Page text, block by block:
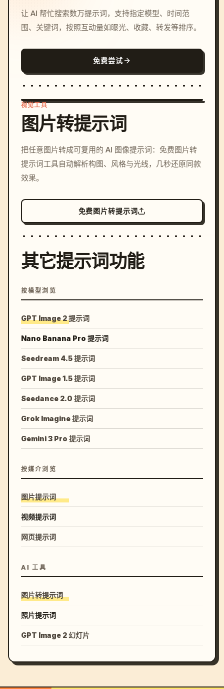
让 AI 帮忙搜索数万提示词，支持指定模型、时间范
围、关键词，按照互动量如曝光、收藏、转发等排序。
免费尝试
c, cyberpunk sunset, neon
colors, 8k --v 6.0
视觉工具
图片转提示词
把任意图片转成可复用的 AI 图像提示词：免费图片转
提示词工具自动解析构图、风格与光线，几秒还原同款
效果。
免费图片转提示词
其它提示词功能
按模型浏览
GPT Image 2 提示词
Nano Banana Pro 提示词
Seedream 4.5 提示词
GPT Image 1.5 提示词
Seedance 2.0 提示词
Grok Imagine 提示词
Gemini 3 Pro 提示词
按媒介浏览
图片提示词
视频提示词
网页提示词
AI 工具
图片转提示词
照片提示词
GPT Image 2 幻灯片